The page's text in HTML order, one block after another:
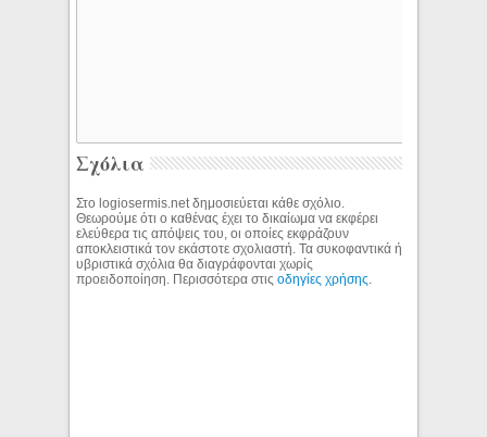
Σχόλια
Στο logiosermis.net δημοσιεύεται κάθε σχόλιο.
Θεωρούμε ότι ο καθένας έχει το δικαίωμα να εκφέρει
ελεύθερα τις απόψεις του, οι οποίες εκφράζουν
αποκλειστικά τον εκάστοτε σχολιαστή. Τα συκοφαντικά ή
υβριστικά σχόλια θα διαγράφονται χωρίς
προειδοποίηση. Περισσότερα στιςοδηγίες χρήσης